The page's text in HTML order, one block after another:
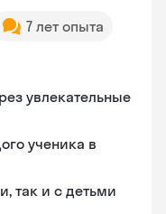
7 лет опыта
увлекательные
ученика в
так и с детьми